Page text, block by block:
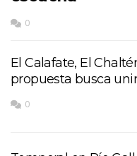
0
El Calafate, El
propuesta busca
0